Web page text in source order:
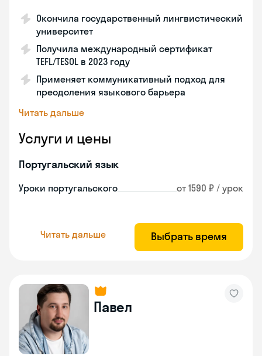
Окончила государственный лингвистический
университет
Получила международный сертификат
TEFL/TESOL в 2023 году
Применяет коммуникативный подход для
преодоления языкового барьера
Читать дальше
Услуги и цены
Португальский язык
Уроки португальского от 1590 ₽ / урок
Читать дальше Выбрать время
Павел